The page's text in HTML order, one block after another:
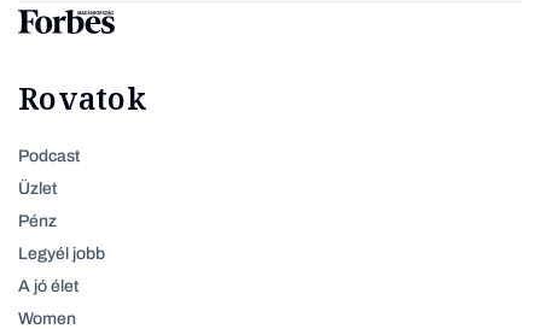
Rovatok
Podcast
Üzlet
Pénz
Legyél jobb
A jó élet
Women